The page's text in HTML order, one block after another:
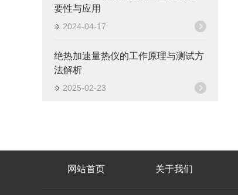
要性与应用
2024-04-17
绝热加速量热仪的工作原理与测试方
法解析
2025-02-23
网站首页 关于我们